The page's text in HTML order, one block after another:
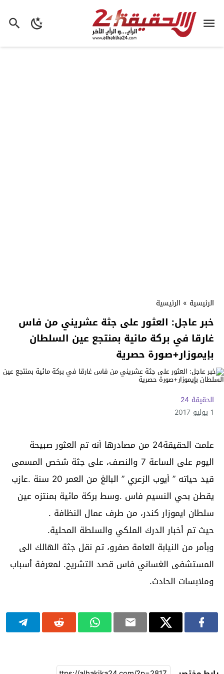
الرئيسية » الرئيسية
خبر عاجل: العثور على جثة عشريني من فاس
غارقا في بركة مائية بمنتجع عين السلطان
بإيموزار+صورة حصرية
الحقيقة 24
1 يوليو 2017
علمت الحقيقة24 من مصادرها أنه تم العثور صبيحة
اليوم على الساعة 7 والنصف، على جثة شخص المسمى
قيد حياته ” أيوب الزعري ” البالغ من العمر 20 سنة .عازب
يقطن بحي النسيم فاس .وسط بركة مائية بمنتزه عين
سلطان ايموزار كندر، من طرف عمال النظافة .
حيث تم أخبار الدرك الملكي والسلطة المحلية.
وبأمر من النيابة العامة صفرو، تم نقل جثة الهالك الى
المستشفى الغساني فاس قصد التشريح. لمعرفة أسباب
وملابسات الحادث.